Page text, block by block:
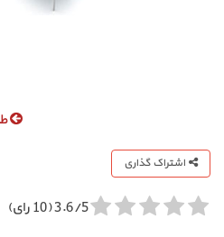
اشتراک گذاری
3.6/5 (10 رای)